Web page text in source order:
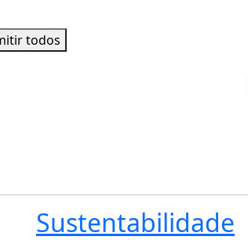
todos
Sustentabilidade